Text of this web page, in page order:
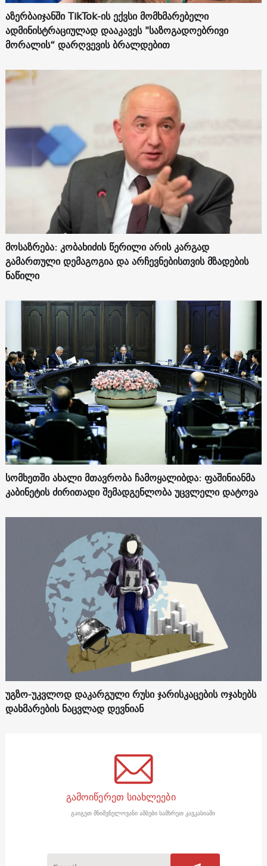
აზერბაიჯანში TikTok-ის ექვსი მომხმარებელი
ადმინისტრაციულად დააკავეს "საზოგადოებრივი
მორალის“ დარღვევის ბრალდებით
მოსაზრება: კობახიძის წერილი არის კარგად
გამართული დემაგოგია და არჩევნებისთვის მზადების
ნაწილი
სომხეთში ახალი მთავრობა ჩამოყალიბდა: ფაშინიანმა
კაბინეტის ძირითადი შემადგენლობა უცვლელი დატოვა
უგზო-უკვლოდ დაკარგული რუსი ჯარისკაცების ოჯახებს
დახმარების ნაცვლად დევნიან
გამოიწერეთ სიახლეები
გაიგეთ მნიშვნელოვანი ამბები სამხრეთ კავკასიაში